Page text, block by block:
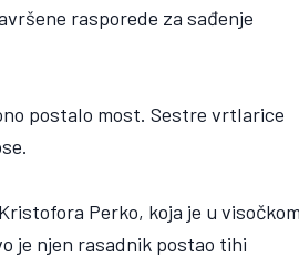
rasporede za sađenje
postalo most. Sestre vrtlarice
Perko, koja je u
je njen rasadnik postao tihi